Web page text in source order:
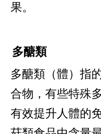
果。
多醣類
多醣類（體）指
合物，有些特殊
有效提升人體的